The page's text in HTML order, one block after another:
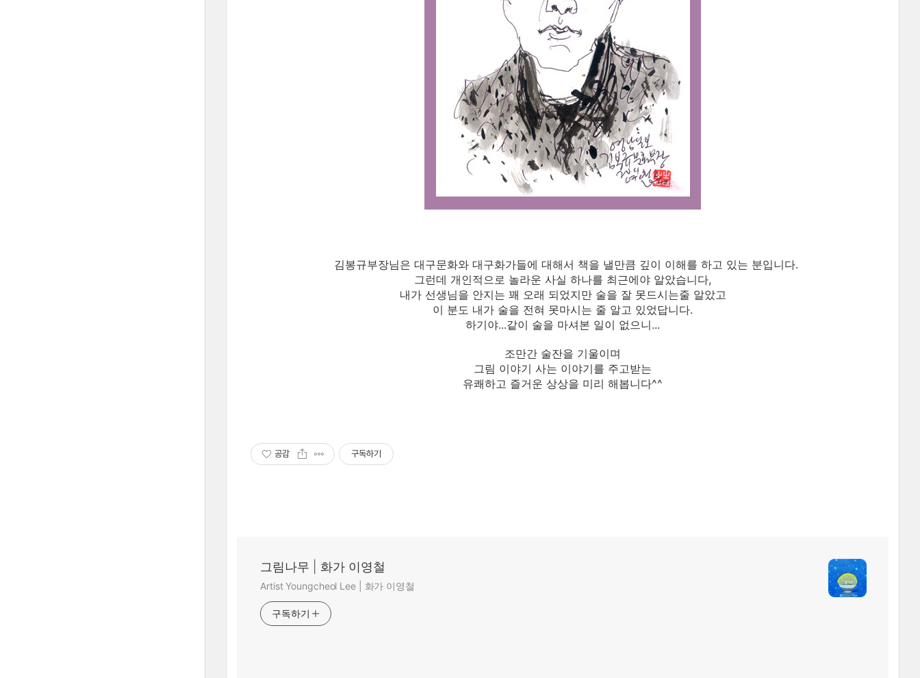
김봉규부장님은 대구문화와 대구화가들에 대해서 책을 낼만큼 깊이 이해를 하고 있는 분입니다.
그런데 개인적으로 놀라운 사실 하나를 최근에야 알았습니다,
내가 선생님을 안지는 꽤 오래 되었지만 술을 잘 못드시는줄 알았고
이 분도 내가 술을 전혀 못마시는 줄 알고 있었답니다.
하기야...같이 술을 마셔본 일이 없으니...
조만간 술잔을 기울이며
그림 이야기 사는 이야기를 주고받는
유쾌하고 즐거운 상상을 미리 해봅니다^^
공감 구독하기
그림나무 | 화가 이영철
Artist Youngcheol Lee | 화가 이영철
구독하기